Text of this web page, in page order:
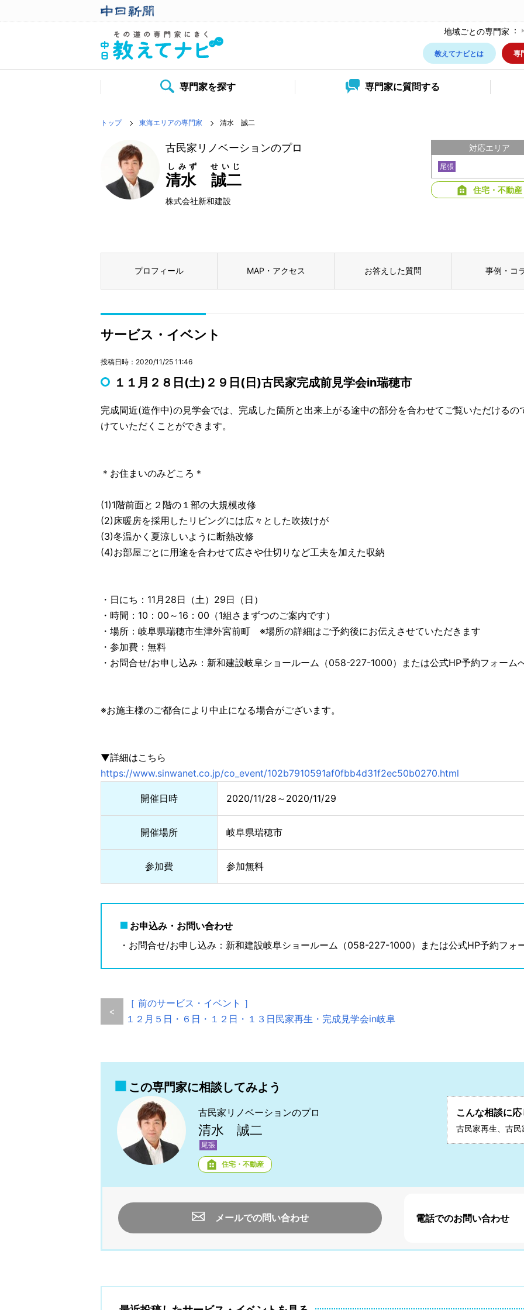
地域ごとの専門家
教えてナビとは 専
専門家を探す 専門家に質問する
トップ 東海エリアの専門家 清水 誠二
古民家リノベーションのプロ
清水 誠二
しみず せいじ
株式会社新和建設
対応エリア
尾張
住宅・不動産
プロフィール MAP・アクセス お答えした質問 事例・コ
サービス・イベント
投稿日時：2020/11/25 11:46
１１月２８日(土)２９日(日)古民家完成前見学会in瑞穂市
完成間近(造作中)の見学会では、完成した箇所と出来上がる途中の部分を合わせてご覧いただける
けていただくことができます。
＊お住まいのみどころ＊
(1)1階前面と２階の１部の大規模改修
(2)床暖房を採用したリビングには広々とした吹抜けが
(3)冬温かく夏涼しいように断熱改修
(4)お部屋ごとに用途を合わせて広さや仕切りなど工夫を加えた収納
・日にち：11月28日（土）29日（日）
・時間：10：00～16：00（1組さまずつのご案内です）
・場所：岐阜県瑞穂市生津外宮前町 ※場所の詳細はご予約後にお伝えさせていただきます
・参加費：無料
・お問合せ/お申し込み：新和建設岐阜ショールーム（058-227-1000）または公式HP予約フォーム
※お施主様のご都合により中止になる場合がございます。
▼詳細はこちら
https://www.sinwanet.co.jp/co_event/102b7910591af0fbb4d31f2ec50b0270.html
開催日時 2020/11/28～2020/11/29
開催場所 岐阜県瑞穂市
参加費 参加無料
お申込み・お問い合わせ
・お問合せ/お申し込み：新和建設岐阜ショールーム（058-227-1000）または公式HP予約フォ
<
［ 前のサービス・イベント ］
１２月５日・６日・１２日・１３日民家再生・完成見学会in岐阜
この専門家に相談してみよう
古民家リノベーションのプロ
清水 誠二
尾張
住宅・不動産
こんな相談に
古民家再生、古
メールでの問い合わせ 電話でのお問い合わせ